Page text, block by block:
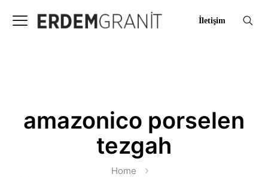
İletişim
amazonico porselen
tezgah
Home